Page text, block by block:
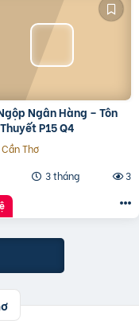
Ngân Hàng – Tôn
P15 Q4
Thơ
3 tháng
3